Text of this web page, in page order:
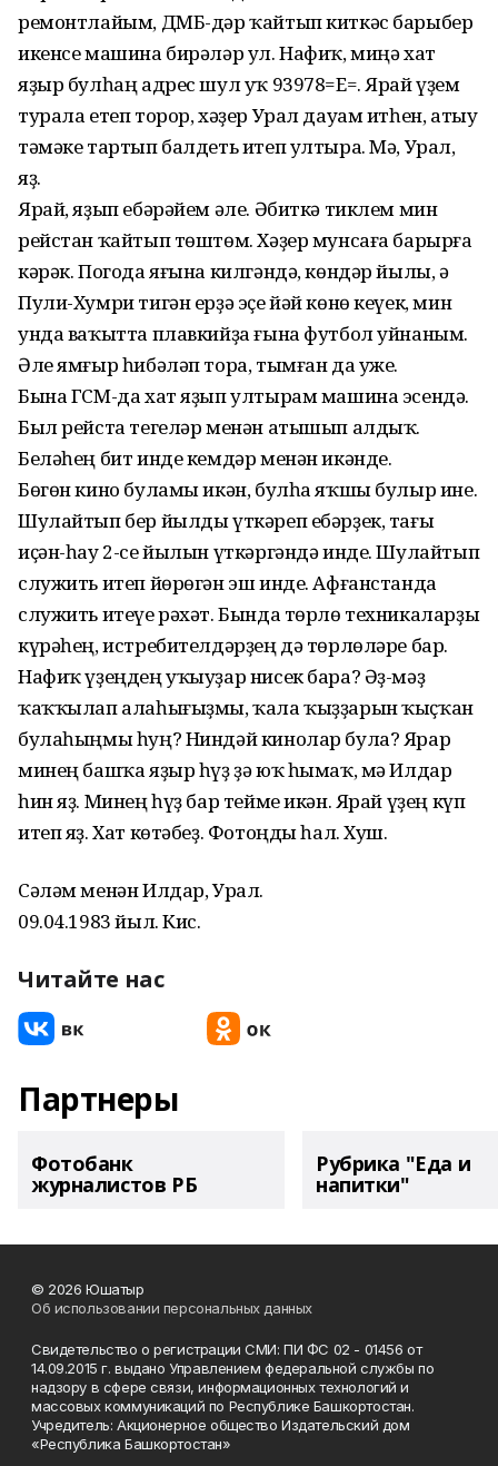
ремонтлайым, ДМБ-дәр ҡайтып киткәс барыбер
икенсе машина бирәләр ул. Нафиҡ, миңә хат
яҙыр булһаң адрес шул уҡ 93978=Е=. Ярай үҙем
турала етеп торор, хәҙер Урал дауам итһен, атыу
тәмәке тартып балдеть итеп ултыра. Мә, Урал,
яҙ.
Ярай, яҙып ебәрәйем әле. Әбиткә тиклем мин
рейстан ҡайтып төштөм. Хәҙер мунсаға барырға
кәрәк. Погода яғына килгәндә, көндәр йылы, ә
Пули-Хумри тигән ерҙә эҫе йәй көнө кеүек, мин
унда ваҡытта плавкийҙа ғына футбол уйнаным.
Әле ямғыр һибәләп тора, тымған да уже.
Бына ГСМ-да хат яҙып ултырам машина эсендә.
Был рейста тегеләр менән атышып алдыҡ.
Беләһең бит инде кемдәр менән икәнде.
Бөгөн кино буламы икән, булһа яҡшы булыр ине.
Шулайтып бер йылды үткәреп ебәрҙек, тағы
иҫән-һау 2-се йылын үткәргәндә инде. Шулайтып
служить итеп йөрөгән эш инде. Афғанстанда
служить итеүе рәхәт. Бында төрлө техникаларҙы
күрәһең, истребителдәрҙең дә төрлөләре бар.
Нафиҡ үҙеңдең уҡыуҙар нисек бара? Әҙ-мәҙ
ҡаҡҡылап алаһығыҙмы, ҡала ҡыҙҙарын ҡыҫҡан
булаһыңмы һуң? Ниндәй кинолар була? Ярар
минең башҡа яҙыр һүҙ ҙә юҡ һымаҡ, мә Илдар
һин яҙ. Минең һүҙ бар тейме икән. Ярай үҙең күп
итеп яҙ. Хат көтәбеҙ. Фотоңды һал. Хуш.
Сәләм менән Илдар, Урал.
09.04.1983 йыл. Кис.
Читайте нас
Партнеры
Фотобанк
журналистов РБ
Рубрика "Еда и
напитки"
© 2026 Юшатыр
Об использовании персональных данных
Свидетельство о регистрации СМИ: ПИ ФС 02 - 01456 от
14.09.2015 г. выдано Управлением федеральной службы по
надзору в сфере связи, информационных технологий и
массовых коммуникаций по Республике Башкортостан.
Учредитель: Акционерное общество Издательский дом
«Республика Башкортостан»